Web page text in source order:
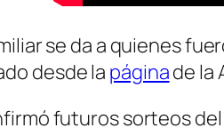
se da a quienes
desde la páginade la
futuros sorteos